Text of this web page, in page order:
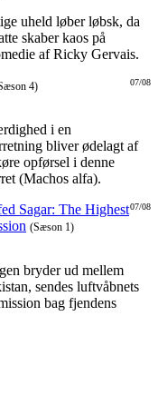
uheld løber løbsk, da
skaber kaos på
af Ricky Gervais.
07/08
4)
i en
bliver ødelagt af
opførsel i denne
(Machos alfa).
07/08
Sagar: The Highest
(Sæson 1)
bryder ud mellem
sendes luftvåbnets
bag fjendens